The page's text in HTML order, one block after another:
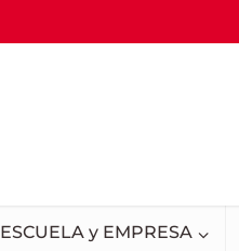
ESCUELA y EMPRESA